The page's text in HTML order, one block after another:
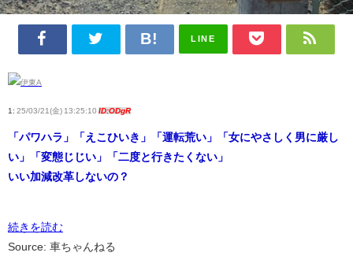
LINE
1: 25/03/21(金) 13:25:10 ID:ODgR
「パワハラ」「えこひいき」「運転荒い」「女にやさしく男に厳し
い」「変態じじい」「二度と行きたくない」
いい加減改革しないの？
続きを読む
Source: 車ちゃんねる